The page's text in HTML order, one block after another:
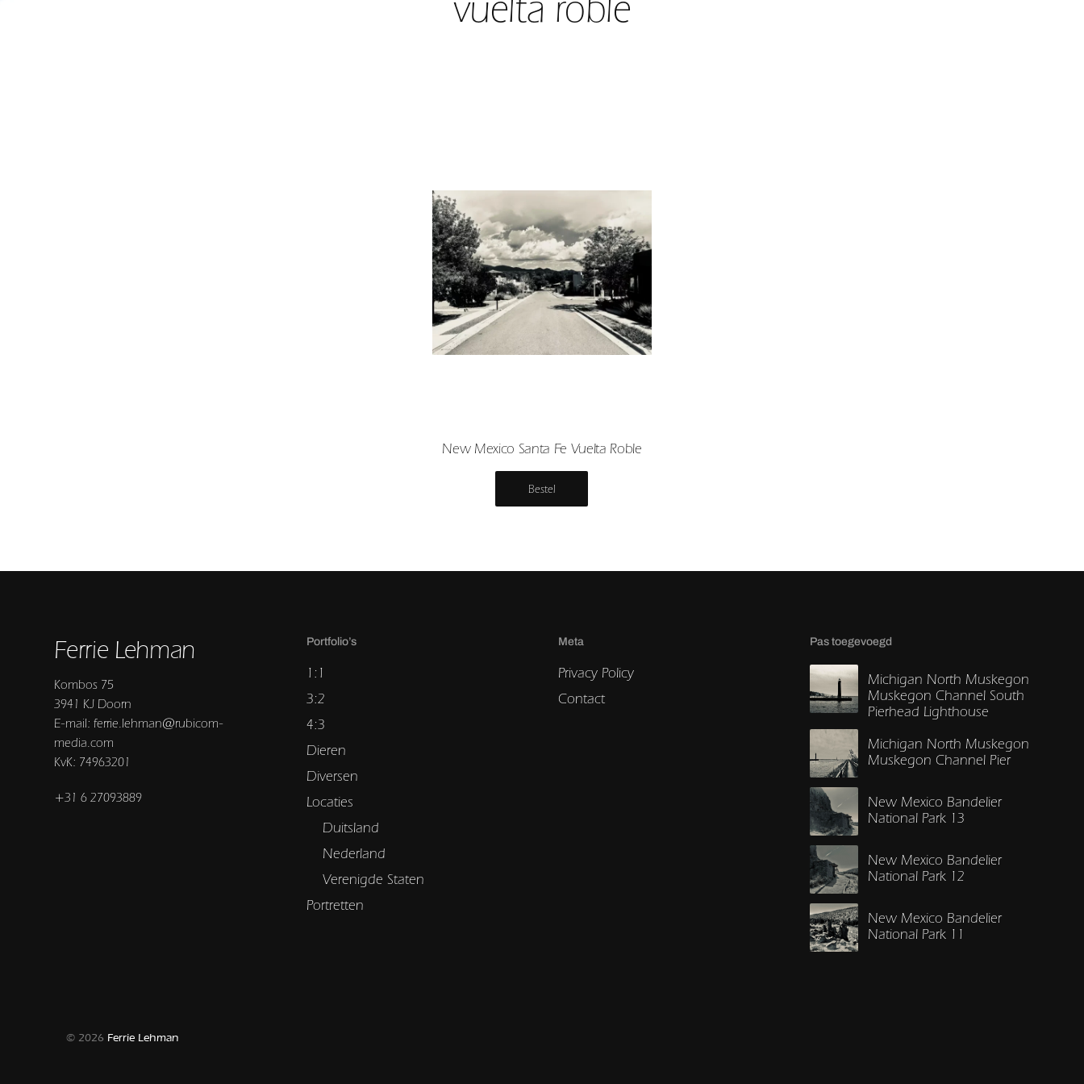
New Mexico Santa Fe Vuelta Roble
Bestel
Ferrie Lehman
Kombos 75
3941 KJ Doorn
E-mail: ferrie.lehman@rubicom-
media.com
KvK: 74963201
+31 6 27093889
Portfolio’s
1:1
3:2
4:3
Dieren
Diversen
Locaties
Duitsland
Nederland
Verenigde Staten
Portretten
Meta
Privacy Policy
Contact
Pas toegevoegd
Michigan North Muskegon
Muskegon Channel South
Pierhead Lighthouse
Michigan North Muskegon
Muskegon Channel Pier
New Mexico Bandelier
National Park 13
New Mexico Bandelier
National Park 12
New Mexico Bandelier
National Park 11
© 2026 Ferrie Lehman